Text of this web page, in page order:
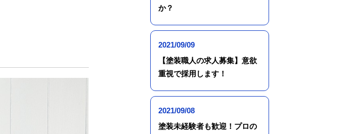
か？
2021/09/09
【塗装職人の求人募集】意欲
重視で採用します！
2021/09/08
塗装未経験者も歓迎！プロの